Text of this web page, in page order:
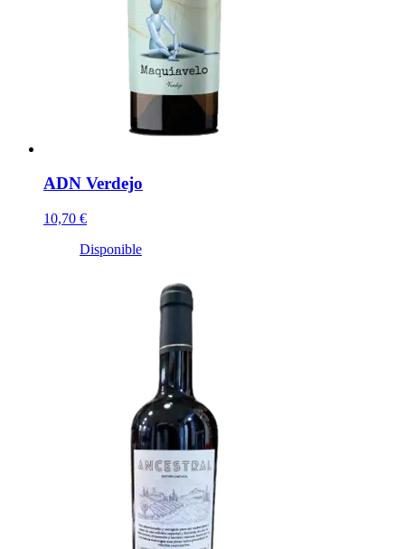
ADN Verdejo
10,70 €
Disponible